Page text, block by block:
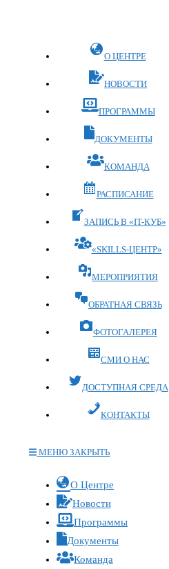
О ЦЕНТРЕ
НОВОСТИ
ПРОГРАММЫ
ДОКУМЕНТЫ
КОМАНДА
РАСПИСАНИЕ
ЗАПИСЬ В «IT-КУБ»
«SKILLS-ЦЕНТР»
МЕРОПРИЯТИЯ
ОБРАТНАЯ СВЯЗЬ
ФОТОГАЛЕРЕЯ
СМИ О НАС
ДОСТУПНАЯ СРЕДА
КОНТАКТЫ
МЕНЮ ЗАКРЫТЬ
Переключите
кнопку,
чтобы
развернуть
свернуть
О Центре
Новости
Программы
Документы
Команда